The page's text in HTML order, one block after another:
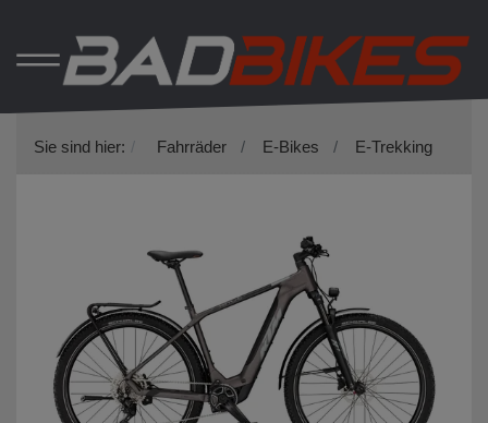
Sie sind hier: Fahrräder E-Bikes E-Trekking